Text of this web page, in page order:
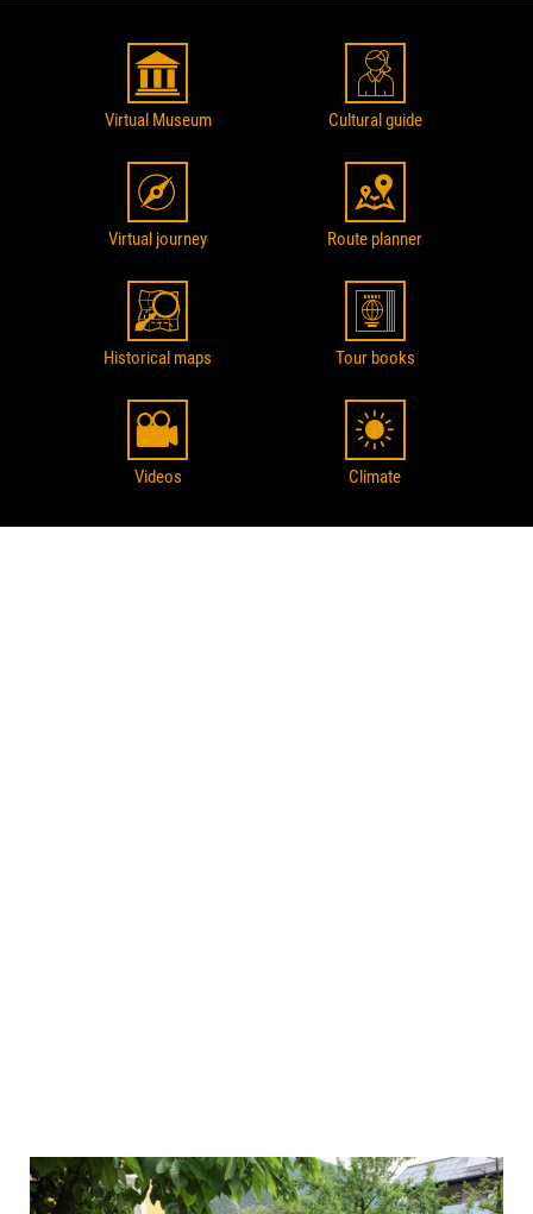
Virtual Museum Cultural guide
Virtual journey Route planner
Historical maps Tour books
Videos Climate